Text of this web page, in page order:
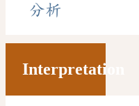
分析
Interpretation